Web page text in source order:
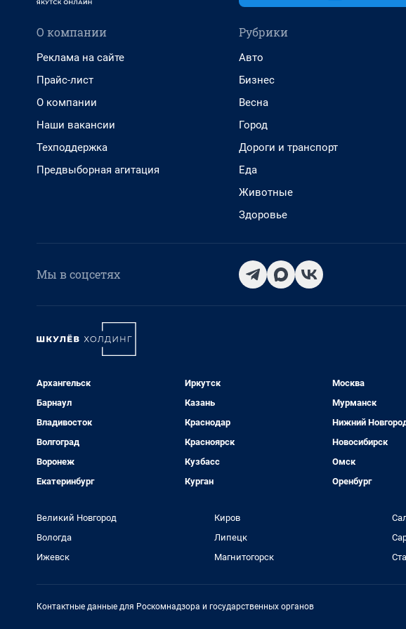
О компании
Реклама на сайте
Прайс-лист
О компании
Наши вакансии
Техподдержка
Предвыборная агитация
Рубрики
Авто
Бизнес
Весна
Город
Дороги и транспорт
Еда
Животные
Здоровье
Мы в соцсетях
Архангельск
Барнаул
Владивосток
Волгоград
Воронеж
Екатеринбург
Иркутск
Казань
Краснодар
Красноярск
Кузбасс
Курган
Москва
Мурманск
Нижний
Новосибирск
Омск
Оренбург
Великий Новгород
Вологда
Ижевск
Киров
Липецк
Магнитогорск
Контактные данные для Роскомнадзора и государственных органов